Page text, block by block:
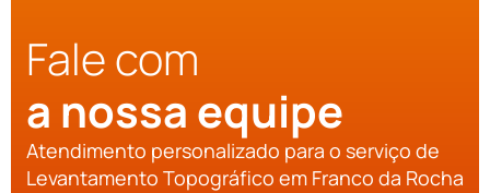
Fale com
a nossa equipe
Atendimento personalizado para o serviço de
Levantamento Topográfico em Franco da Rocha